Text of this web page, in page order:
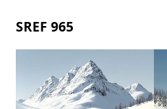
SREF 965